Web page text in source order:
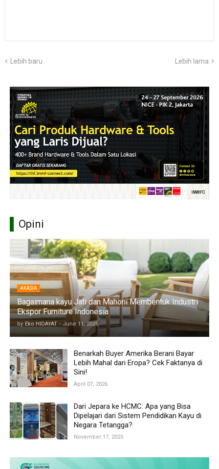
Lebih baru Lebih lama
Opini
AKASIA
Bagaimana kayu Jati dan Mahoni Membentuk Industri
Ekspor Furniture Indonesia
by Eko HIDAYAT - June 11, 2026
Benarkah Buyer Amerika Berani Bayar
Lebih Mahal dari Eropa? Cek Faktanya di
Sini!
April 07, 2026
Dari Jepara ke HCMC: Apa yang Bisa
Dipelajari dari Sistem Pendidikan Kayu di
Negara Tetangga?
November 17, 2025